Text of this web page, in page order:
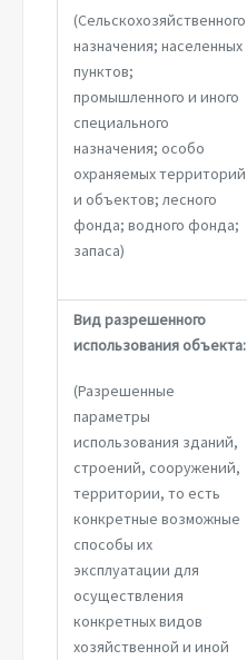
(Сельскохозяйственного
назначения; населенных
пунктов;
промышленного и иного
специального
назначения; особо
охраняемых территорий
и объектов; лесного
фонда; водного фонда;
запаса)
Вид разрешенного
использования объекта:
(Разрешенные
параметры
использования зданий,
строений, сооружений,
территории, то есть
конкретные возможные
способы их
эксплуатации для
осуществления
конкретных видов
хозяйственной и иной